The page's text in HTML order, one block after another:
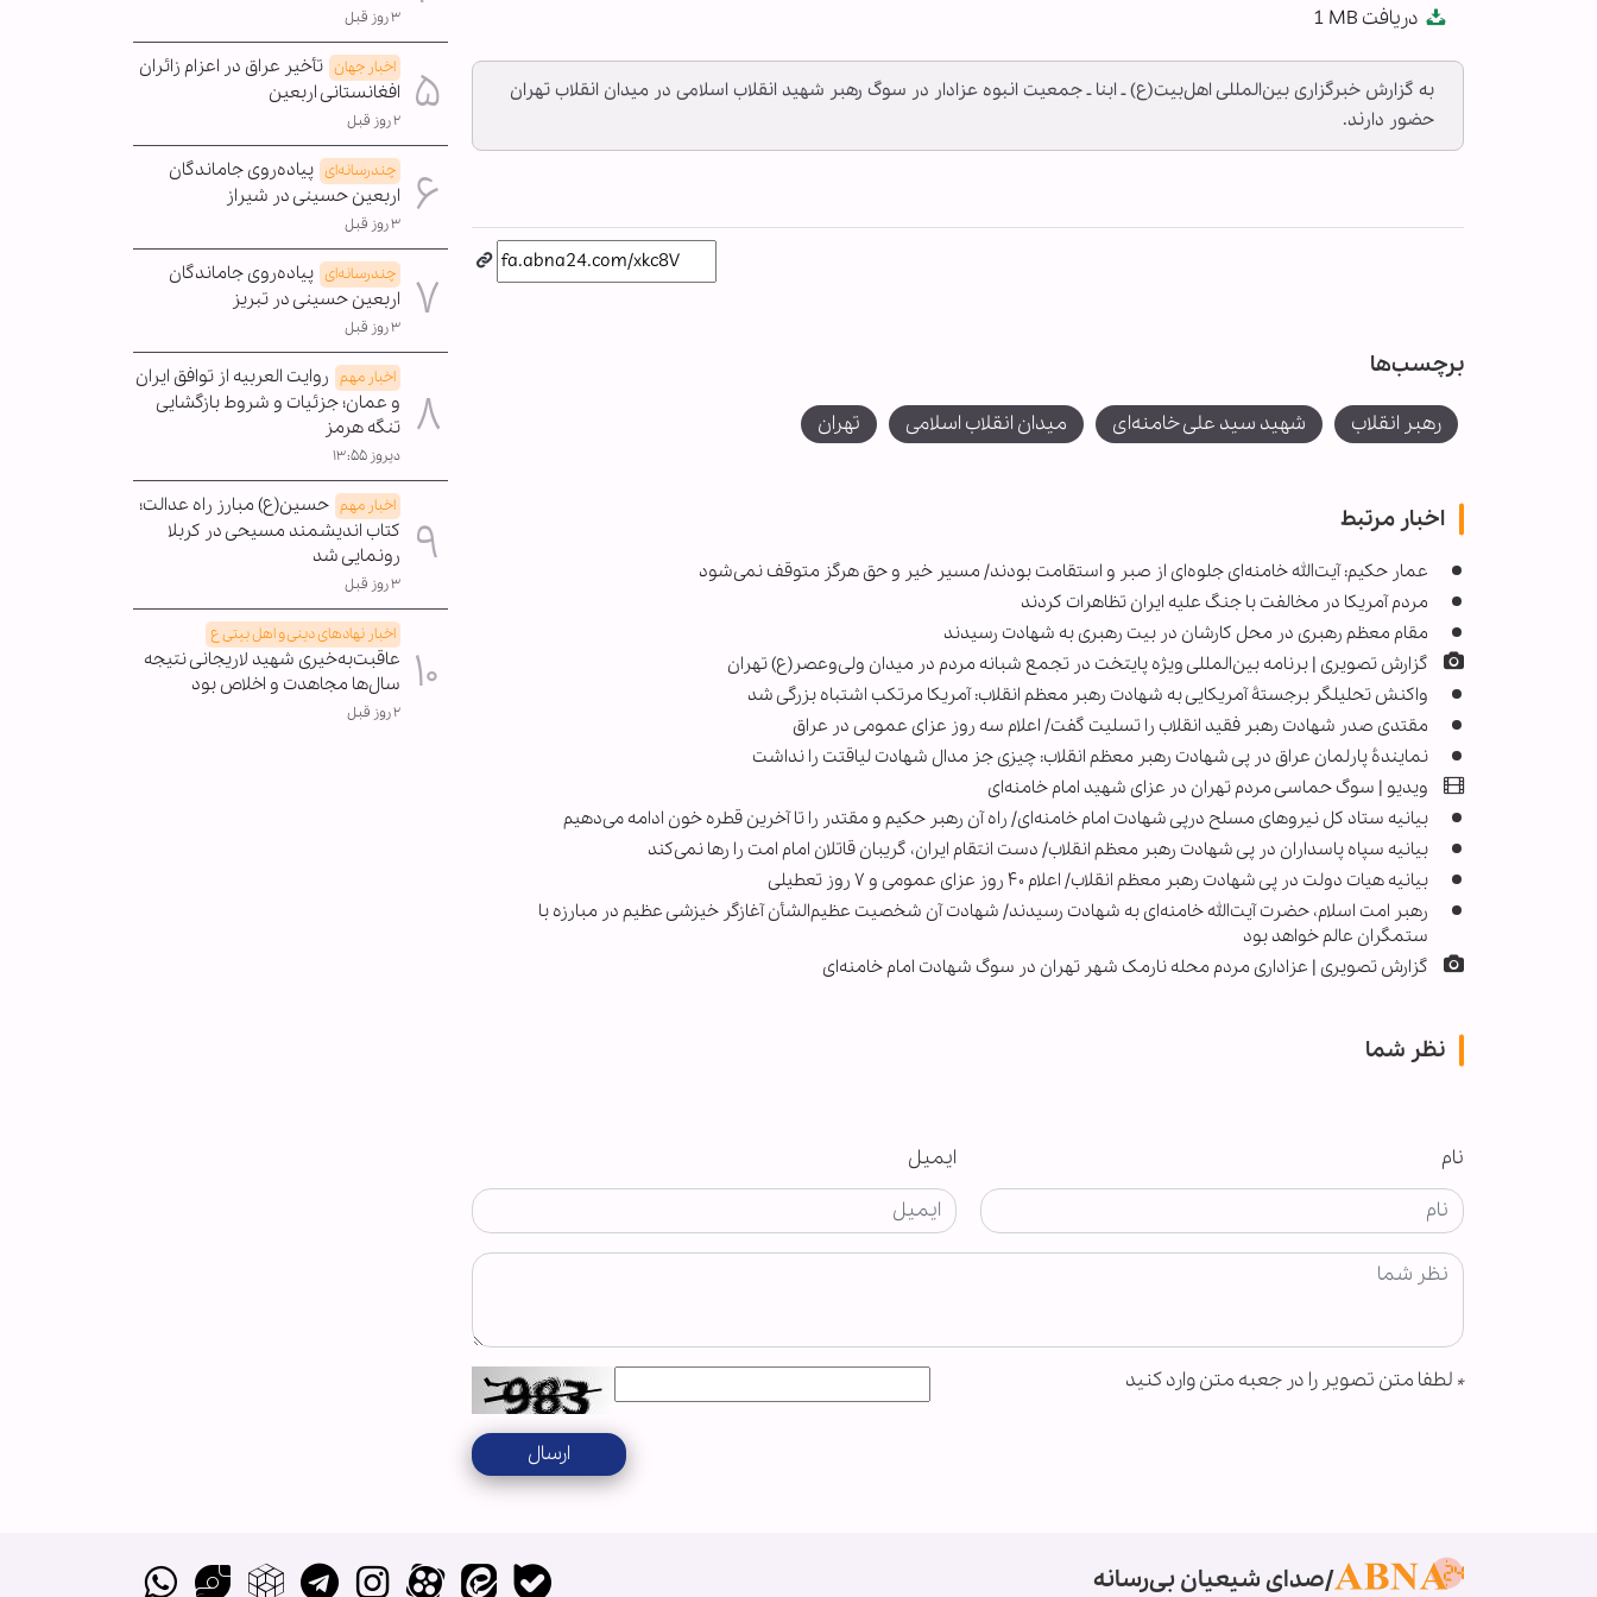
fullscreenدریافت 1 MB
به گزارش خبرگزاری بین‌المللی اهل‌بیت(ع) ـ ابنا ـ جمعیت انبوه عزادار در سوگ رهبر شهید انقلاب اسلامی در میدان انقلاب تهران
حضور دارند.
برچسب‌ها
رهبر انقلاب شهید سید علی خامنه‌ای میدان انقلاب اسلامی تهران
اخبار مرتبط
عمار حکیم: آیت‌الله خامنه‌ای جلوه‌ای از صبر و استقامت بودند/ مسیر خیر و حق هرگز متوقف نمی‌شود
مردم آمریکا در مخالفت با جنگ علیه ایران تظاهرات کردند
مقام معظم رهبری در محل کارشان در بیت رهبری به شهادت رسیدند
گزارش تصویری | برنامه بین‌المللی ویژه پایتخت در تجمع شبانه مردم در میدان ولی‌وعصر(ع) تهران
واکنش تحلیلگر برجستۀ آمریکایی به شهادت رهبر معظم انقلاب: آمریکا مرتکب اشتباه بزرگی شد
مقتدی صدر شهادت رهبر فقید انقلاب را تسلیت گفت/ اعلام سه روز عزای عمومی در عراق
نمایندۀ پارلمان عراق در پی شهادت رهبر معظم انقلاب: چیزی جز مدال شهادت لیاقتت را نداشت
ویدیو | سوگ حماسی مردم تهران در عزای شهید امام خامنه‌ای
بیانیه ستاد کل نیروهای مسلح درپی شهادت امام خامنه‌ای/ راه آن رهبر حکیم و مقتدر را تا آخرین قطره خون ادامه می‌دهیم
بیانیه سپاه پاسداران در پی شهادت رهبر معظم انقلاب/ دست انتقام ایران، گریبان قاتلان امام امت را رها نمی‌کند
بیانیه هیات دولت در پی شهادت رهبر معظم انقلاب/ اعلام ۴۰ روز عزای عمومی و ۷ روز تعطیلی
رهبر امت اسلام، حضرت آیت‌الله خامنه‌ای به شهادت رسیدند/ شهادت آن شخصیت عظیم‌الشأن آغازگر خیزشی عظیم در مبارزه با
ستمگران عالم خواهد بود
گزارش تصویری | عزاداری مردم محله نارمک شهر تهران در سوگ شهادت امام خامنه‌ای
نظر شما
نام ایمیل
* لطفا متن تصویر را در جعبه متن وارد کنید
ارسال
۳ روز قبل
اخبار جهان تأخیر عراق در اعزام زائران
افغانستانی اربعین
۲ روز قبل
چندرسانه‌ای پیاده‌روی جاماندگان
اربعین حسینی در شیراز
۳ روز قبل
چندرسانه‌ای پیاده‌روی جاماندگان
اربعین حسینی در تبریز
۳ روز قبل
اخبار مهم روایت العربیه از توافق ایران
و عمان؛ جزئیات و شروط بازگشایی
تنگه هرمز
دیروز ۱۳:۵۵
اخبار مهم حسین(ع) مبارز راه عدالت؛
کتاب اندیشمند مسیحی در کربلا
رونمایی شد
۳ روز قبل
اخبار نهادهای دینی و اهل بیتی ع
عاقبت‌به‌خیری شهید لاریجانی نتیجه
سال‌ها مجاهدت و اخلاص بود
۲ روز قبل
صدای شیعیان بی‌رسانه